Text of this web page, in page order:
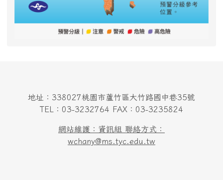
地址：338027桃園市蘆竹區大竹路國中巷35號
TEL：03-3232764 FAX：03-3235824
網站維護：資訊組 聯絡方式：
wchany@ms.tyc.edu.tw